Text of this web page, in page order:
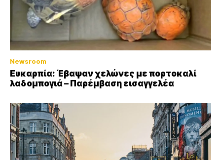
Newsroom
Ευκαρπία: Έβαψαν χελώνες με πορτοκαλί
λαδομπογιά – Παρέμβαση εισαγγελέα